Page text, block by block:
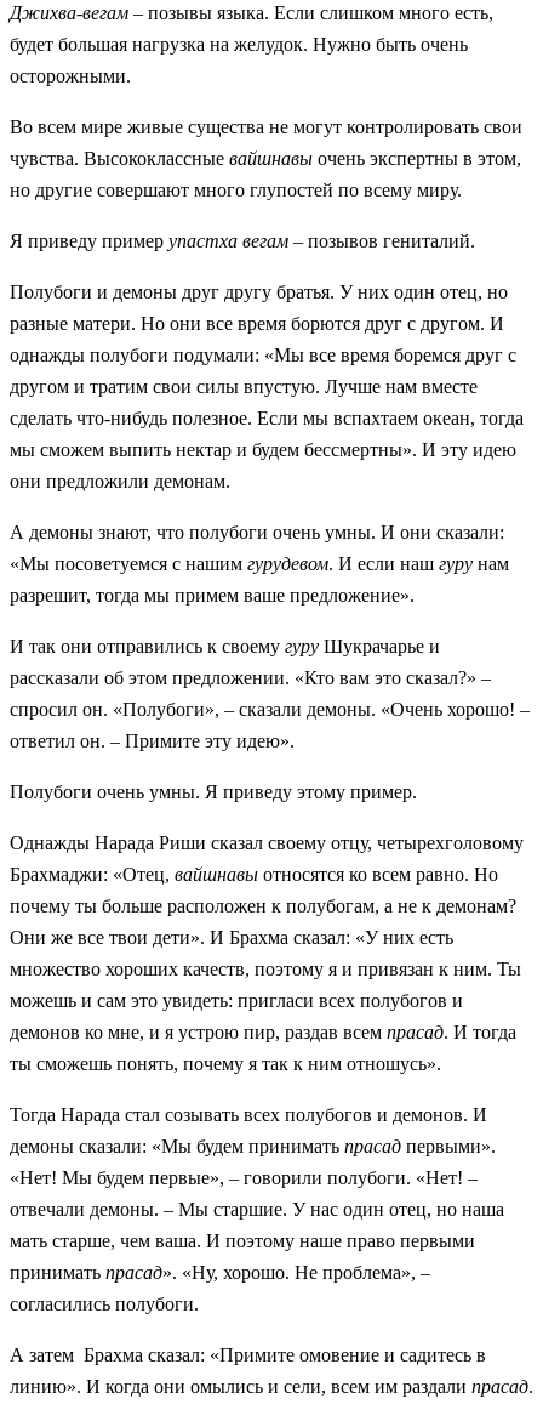
Джихва-вегам – позывы языка. Если слишком много есть,
будет большая нагрузка на желудок. Нужно быть очень
осторожными.
Во всем мире живые существа не могут контролировать свои
чувства. Высококлассные вайшнавы очень экспертны в этом,
но другие совершают много глупостей по всему миру.
Я приведу пример упастха вегам – позывов гениталий.
Полубоги и демоны друг другу братья. У них один отец, но
разные матери. Но они все время борются друг с другом. И
однажды полубоги подумали: «Мы все время боремся друг с
другом и тратим свои силы впустую. Лучше нам вместе
сделать что-нибудь полезное. Если мы вспахтаем океан, тогда
мы сможем выпить нектар и будем бессмертны». И эту идею
они предложили демонам.
А демоны знают, что полубоги очень умны. И они сказали:
«Мы посоветуемся с нашим гурудевом. И если наш гуру нам
разрешит, тогда мы примем ваше предложение».
И так они отправились к своему гуру Шукрачарье и
рассказали об этом предложении. «Кто вам это сказал?» –
спросил он. «Полубоги», – сказали демоны. «Очень хорошо! –
ответил он. – Примите эту идею».
Полубоги очень умны. Я приведу этому пример.
Однажды Нарада Риши сказал своему отцу, четырехголовому
Брахмаджи: «Отец, вайшнавы относятся ко всем равно. Но
почему ты больше расположен к полубогам, а не к демонам?
Они же все твои дети». И Брахма сказал: «У них есть
множество хороших качеств, поэтому я и привязан к ним. Ты
можешь и сам это увидеть: пригласи всех полубогов и
демонов ко мне, и я устрою пир, раздав всем прасад. И тогда
ты сможешь понять, почему я так к ним отношусь».
Тогда Нарада стал созывать всех полубогов и демонов. И
демоны сказали: «Мы будем принимать прасад первыми».
«Нет! Мы будем первые», – говорили полубоги. «Нет! –
отвечали демоны. – Мы старшие. У нас один отец, но наша
мать старше, чем ваша. И поэтому наше право первыми
принимать прасад». «Ну, хорошо. Не проблема», –
согласились полубоги.
А затем Брахма сказал: «Примите омовение и садитесь в
линию». И когда они омылись и сели, всем им раздали прасад.